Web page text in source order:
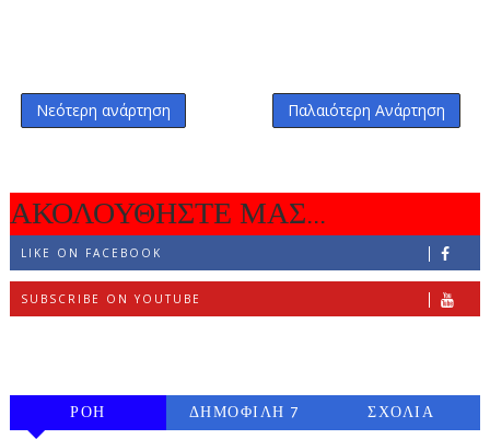
Νεότερη ανάρτηση Παλαιότερη Ανάρτηση
ΑΚΟΛΟΥΘΗΣΤΕ ΜΑΣ...
LIKE ON FACEBOOK
SUBSCRIBE ON YOUTUBE
ΡΟΗ
ΔΗΜΟΦΙΛΗ 7
ΣΧΟΛΙΑ